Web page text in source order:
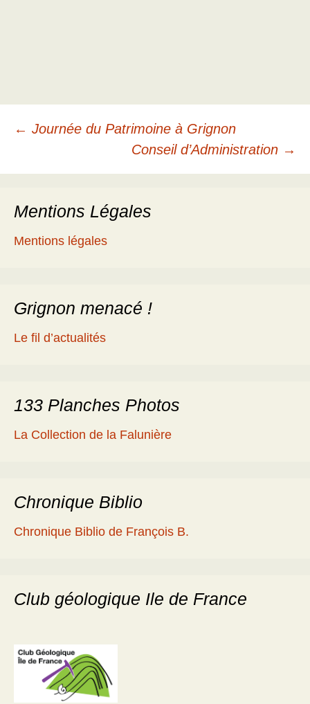
Navigation
des
articles
← Journée du Patrimoine à Grignon
Conseil d’Administration →
Mentions Légales
Mentions légales
Grignon menacé !
Le fil d’actualités
133 Planches Photos
La Collection de la Falunière
Chronique Biblio
Chronique Biblio de François B.
Club géologique Ile de France